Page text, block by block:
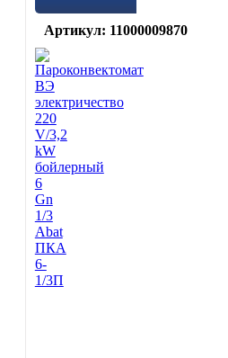
Артикул: 11000009870